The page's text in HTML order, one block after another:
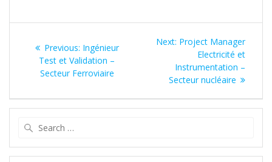
Previous: Previous
post:
Ingénieur
Test et Validation –
Secteur Ferroviaire
Next: Next
Project Manager
Electricité et
Instrumentation –
Secteur nucléaire